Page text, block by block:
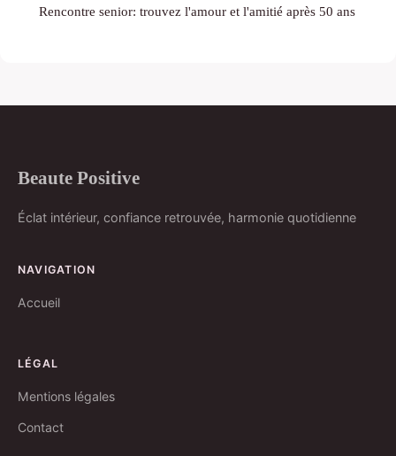
Rencontre senior: trouvez l'amour et l'amitié après 50 ans
Beaute Positive
Éclat intérieur, confiance retrouvée, harmonie quotidienne
NAVIGATION
Accueil
LÉGAL
Mentions légales
Contact